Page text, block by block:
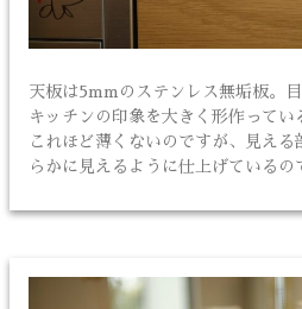
天板は5mmのステンレス無垢板。
キッチンの印象を大きく形作って
これほど薄くないのですが、見え
らかに見えるように仕上げているの